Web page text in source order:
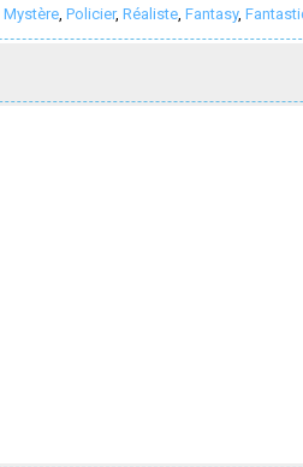
Mystère, Policier, Réaliste, Fantasy,